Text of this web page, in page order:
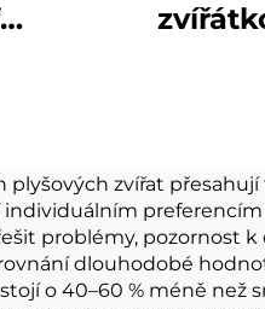
plyšových zvířat
problémy, pozornost
dlouhodobé
o 40–60 % méně